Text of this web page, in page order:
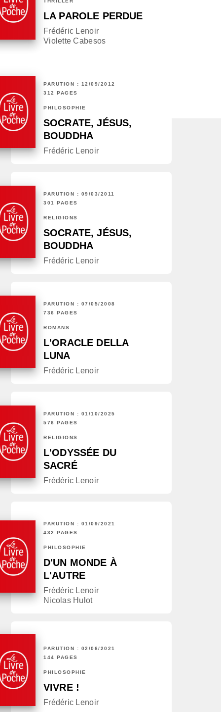
LA PAROLE PERDUE
Frédéric Lenoir
Violette Cabesos
PARUTION : 12/09/2012
312 PAGES
PHILOSOPHIE
SOCRATE, JÉSUS,
BOUDDHA
Frédéric Lenoir
PARUTION : 09/03/2011
301 PAGES
RELIGIONS
SOCRATE, JÉSUS,
BOUDDHA
Frédéric Lenoir
PARUTION : 07/05/2008
736 PAGES
ROMANS
L'ORACLE DELLA
LUNA
Frédéric Lenoir
PARUTION : 01/10/2025
576 PAGES
RELIGIONS
L'ODYSSÉE DU
SACRÉ
Frédéric Lenoir
PARUTION : 01/09/2021
432 PAGES
PHILOSOPHIE
D'UN MONDE À
L'AUTRE
Frédéric Lenoir
Nicolas Hulot
PARUTION : 02/06/2021
144 PAGES
PHILOSOPHIE
VIVRE !
Frédéric Lenoir